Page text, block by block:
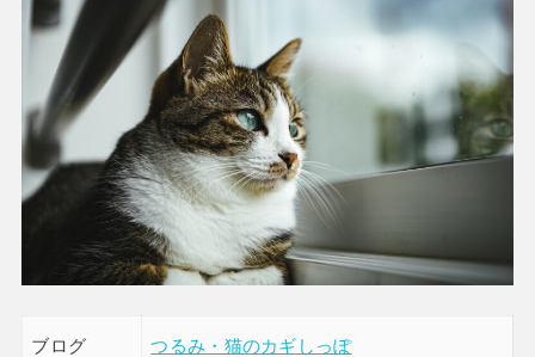
ブログ つるみ・猫のカギしっぽ